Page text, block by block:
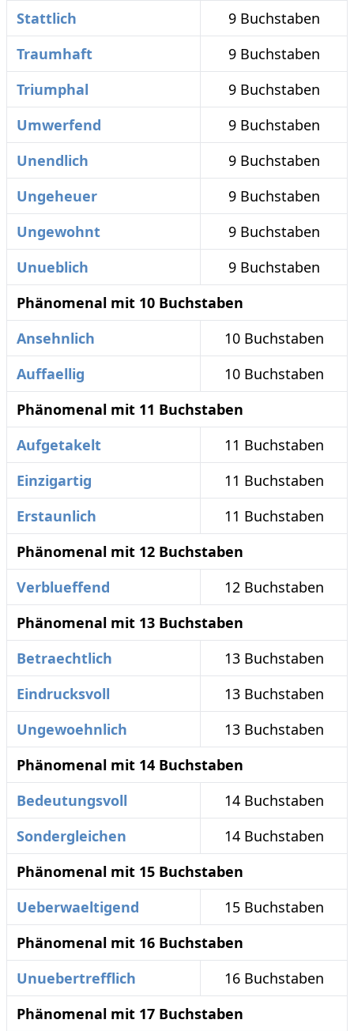
Stattlich
9 Buchstaben
Traumhaft
9 Buchstaben
Triumphal
9 Buchstaben
Umwerfend
9 Buchstaben
Unendlich
9 Buchstaben
Ungeheuer
9 Buchstaben
Ungewohnt
9 Buchstaben
Unueblich
9 Buchstaben
Phänomenal mit 10 Buchstaben
Ansehnlich
10 Buchstaben
Auffaellig
10 Buchstaben
Phänomenal mit 11 Buchstaben
Aufgetakelt
11 Buchstaben
Einzigartig
11 Buchstaben
Erstaunlich
11 Buchstaben
Phänomenal mit 12 Buchstaben
Verblueffend
12 Buchstaben
Phänomenal mit 13 Buchstaben
Betraechtlich
13 Buchstaben
Eindrucksvoll
13 Buchstaben
Ungewoehnlich
13 Buchstaben
Phänomenal mit 14 Buchstaben
Bedeutungsvoll
14 Buchstaben
Sondergleichen
14 Buchstaben
Phänomenal mit 15 Buchstaben
Ueberwaeltigend
15 Buchstaben
Phänomenal mit 16 Buchstaben
Unuebertrefflich
16 Buchstaben
Phänomenal mit 17 Buchstaben